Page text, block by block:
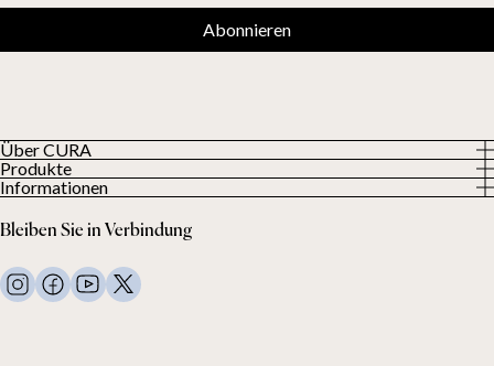
Über CURA
Über uns
Unsere Kunden
Produkte
Alle Produkte
Gewichtsdecken
Bettwäsche
Kissen und mehr
Informationen
Allgemeine Geschäftsbedingungen
FAQ
Kontaktiere uns
Bleiben Sie in Verbindung
Abonnieren